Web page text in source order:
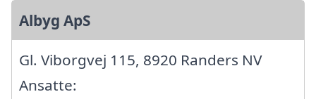
Albyg ApS
Gl. Viborgvej 115, 8920 Randers NV
Ansatte: